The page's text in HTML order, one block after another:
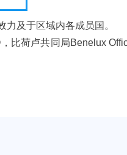
及于区域内各成员国。
比荷卢共同局Benelux